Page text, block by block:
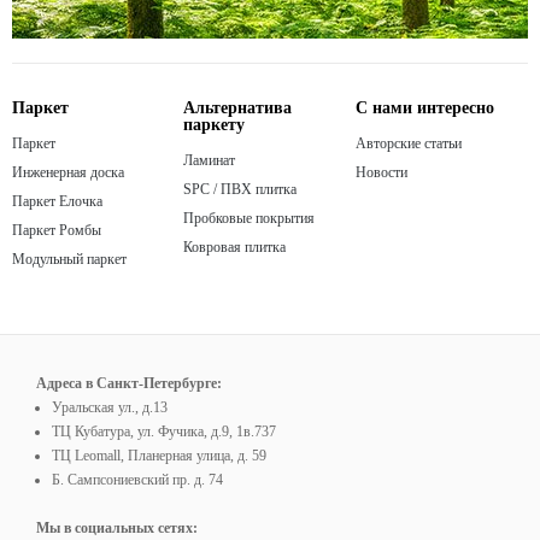
Паркет
Паркет
Инженерная доска
Паркет Елочка
Паркет Ромбы
Модульный паркет
Альтернатива
паркету
Ламинат
SPC / ПВХ плитка
Пробковые покрытия
Ковровая плитка
С нами интересно
Авторские статьи
Новости
Адреса в Санкт-Петербурге:
Уральская ул., д.13
ТЦ Кубатура, ул. Фучика, д.9, 1в.737
ТЦ Leomall, Планерная улица, д. 59
Б. Сампсониевский пр. д. 74
Мы в социальных сетях: